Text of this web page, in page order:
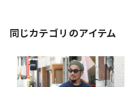
同じカテゴリのアイテム